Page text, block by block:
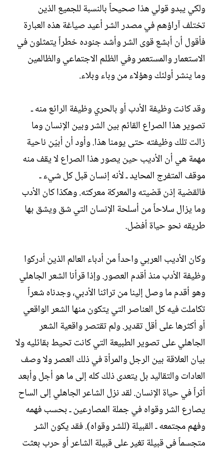
ولكي يبدو قولي هذا صحيحاً بالنسبة للجميع الذين
تختلف آراؤهم في مصدر الشر أعيد صياغة هذه العبارة
فأقول أن أبشع قوى الشر وأشد جنوده خطراً يتمثلون في
الاستعمار والمستعمر وفي الظلم الاجتماعي والظالمين
وما ينشر أولئك وهؤلاء من وباء وبلاء.‏
وقد كانت وظيفة الأدب أو بالحري وظيفة الرائع منه ـ
تصوير هذا الصراع القائم بين الشر وبين الإنسان وما
زالت تلك وظيفته حتى يومنا هذا. وأود أن أبيّن ناحية
مهمة هي أن الأديب حين يصور هذا الصراع لا يقف منه
موقف المتفرج المحايد ـ لأنه إنسان قبل كل شيء ـ
فالقضية إذن قضيته والمعركة معركته. وهكذا كان الأدب
وما يزال سلاحاً من أسلحة الإنسان التي شق ويشق بها
طريقه نحو حياة أفضل.‏
وكان الأديب العربي واحداً من أدباء العالم الذين أدركوا
وظيفة الأدب منذ أقدم العصور. وإذا قرأنا الشعر الجاهلي
وهو أقدم ما وصل إلينا من تراثنا الأدبي، وجدناه شعراً
تكاملت فيه كل العناصر التي يتكون منها الشعر الواقعي
أو أكثرها على أقل تقدير. ولم تقتصر واقعية الشعر
الجاهلي على تصوير الطبيعة التي كانت تحيط بقائليه ولا
بيان العلاقة بين الرجل والمرأة في ذلك العصر ولا وصف
العادات والتقاليد بل يتعدى ذلك كله إلى ما هو أجل وأبعد
أثراً في حياة الإنسان. لقد نزل الشاعر الجاهلي إلى الساح
يصارع الشر وقواه في جملة المصارعين ـ بحسب فهمه
وفهم مجتمعه ـ القبيلة (للشر وقواه). فقد يكون الشر
متجسماً في قبيلة تغير على قبيلة الشاعر أو حرب بعثت